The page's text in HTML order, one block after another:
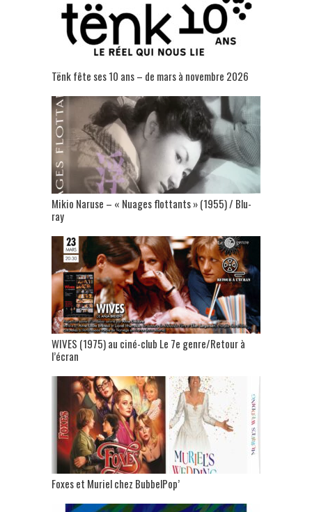
Tënk fête ses 10 ans – de mars à novembre 2026
Mikio Naruse – « Nuages flottants » (1955) / Blu-
ray
WIVES (1975) au ciné-club Le 7e genre/Retour à
l’écran
Foxes et Muriel chez BubbelPop’